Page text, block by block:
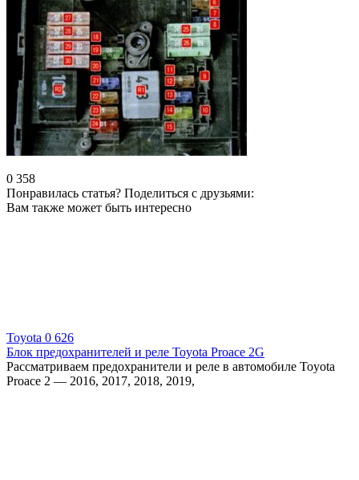
0 358
Понравилась статья? Поделиться с друзьями:
Вам также может быть интересно
Toyota 0 626
Блок предохранителей и реле Toyota Proace 2G
Рассматриваем предохранители и реле в автомобиле Toyota
Proace 2 — 2016, 2017, 2018, 2019,